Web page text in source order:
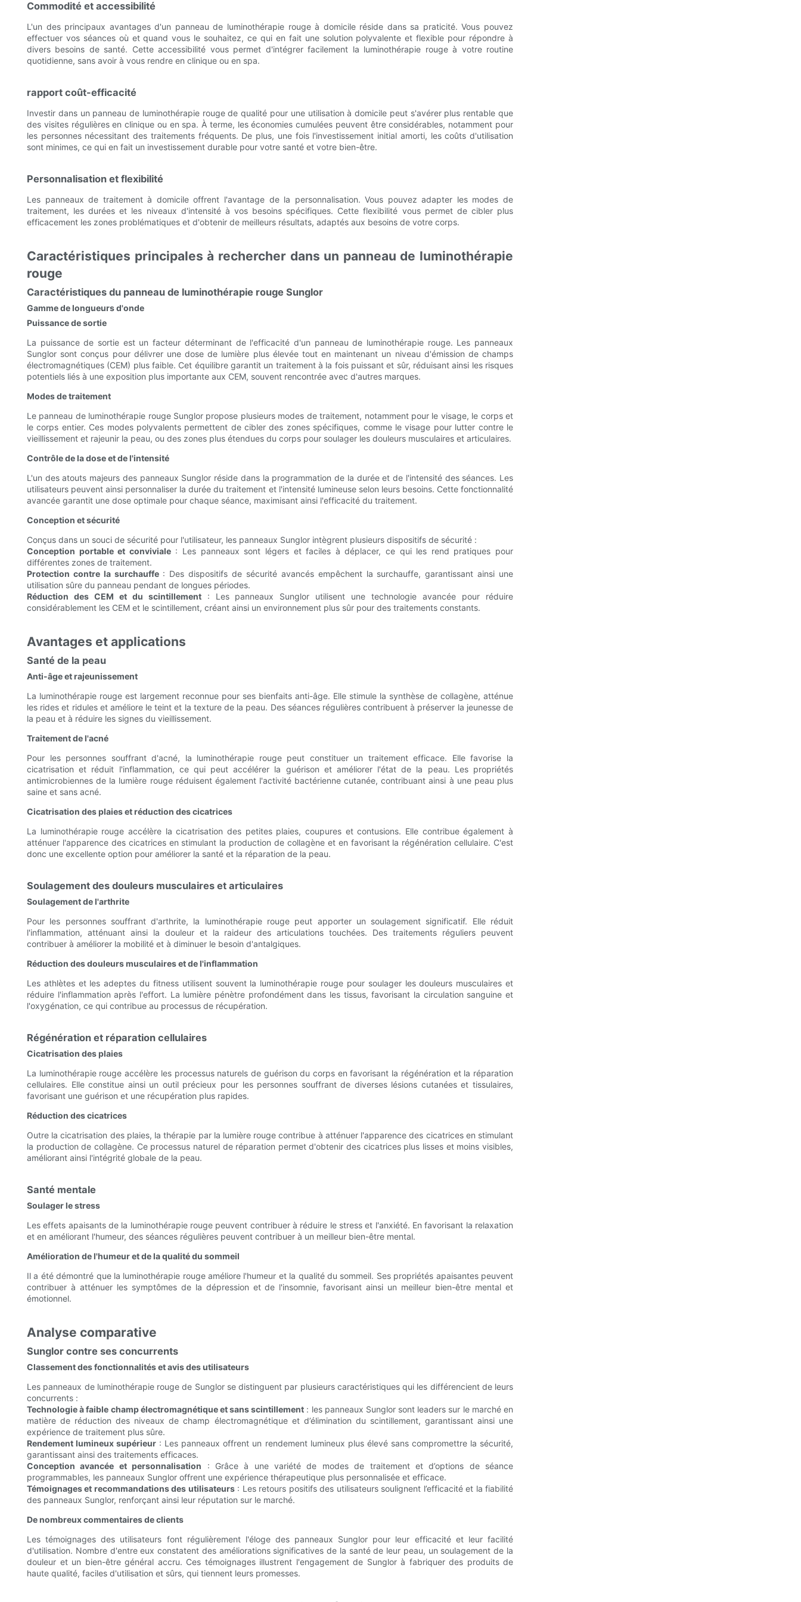
Commodité et accessibilité
L'un des principaux avantages d'un panneau de luminothérapie rouge à domicile réside dans sa praticité. Vous pouvez
effectuer vos séances où et quand vous le souhaitez, ce qui en fait une solution polyvalente et flexible pour répondre à
divers besoins de santé. Cette accessibilité vous permet d'intégrer facilement la luminothérapie rouge à votre routine
quotidienne, sans avoir à vous rendre en clinique ou en spa.
rapport coût-efficacité
Investir dans un panneau de luminothérapie rouge de qualité pour une utilisation à domicile peut s'avérer plus rentable que
des visites régulières en clinique ou en spa. À terme, les économies cumulées peuvent être considérables, notamment pour
les personnes nécessitant des traitements fréquents. De plus, une fois l'investissement initial amorti, les coûts d'utilisation
sont minimes, ce qui en fait un investissement durable pour votre santé et votre bien-être.
Personnalisation et flexibilité
Les panneaux de traitement à domicile offrent l'avantage de la personnalisation. Vous pouvez adapter les modes de
traitement, les durées et les niveaux d'intensité à vos besoins spécifiques. Cette flexibilité vous permet de cibler plus
efficacement les zones problématiques et d'obtenir de meilleurs résultats, adaptés aux besoins de votre corps.
Caractéristiques principales à rechercher dans un panneau de luminothérapie
rouge
Caractéristiques du panneau de luminothérapie rouge Sunglor
Gamme de longueurs d'onde
Puissance de sortie
La puissance de sortie est un facteur déterminant de l'efficacité d'un panneau de luminothérapie rouge. Les panneaux
Sunglor sont conçus pour délivrer une dose de lumière plus élevée tout en maintenant un niveau d'émission de champs
électromagnétiques (CEM) plus faible. Cet équilibre garantit un traitement à la fois puissant et sûr, réduisant ainsi les risques
potentiels liés à une exposition plus importante aux CEM, souvent rencontrée avec d'autres marques.
Modes de traitement
Le panneau de luminothérapie rouge Sunglor propose plusieurs modes de traitement, notamment pour le visage, le corps et
le corps entier. Ces modes polyvalents permettent de cibler des zones spécifiques, comme le visage pour lutter contre le
vieillissement et rajeunir la peau, ou des zones plus étendues du corps pour soulager les douleurs musculaires et articulaires.
Contrôle de la dose et de l'intensité
L'un des atouts majeurs des panneaux Sunglor réside dans la programmation de la durée et de l'intensité des séances. Les
utilisateurs peuvent ainsi personnaliser la durée du traitement et l'intensité lumineuse selon leurs besoins. Cette fonctionnalité
avancée garantit une dose optimale pour chaque séance, maximisant ainsi l'efficacité du traitement.
Conception et sécurité
Conçus dans un souci de sécurité pour l'utilisateur, les panneaux Sunglor intègrent plusieurs dispositifs de sécurité :
Conception portable et conviviale: Les panneaux sont légers et faciles à déplacer, ce qui les rend pratiques pour
différentes zones de traitement.
Protection contre la surchauffe: Des dispositifs de sécurité avancés empêchent la surchauffe, garantissant ainsi une
utilisation sûre du panneau pendant de longues périodes.
Réduction des CEM et du scintillement: Les panneaux Sunglor utilisent une technologie avancée pour réduire
considérablement les CEM et le scintillement, créant ainsi un environnement plus sûr pour des traitements constants.
Avantages et applications
Santé de la peau
Anti-âge et rajeunissement
La luminothérapie rouge est largement reconnue pour ses bienfaits anti-âge. Elle stimule la synthèse de collagène, atténue
les rides et ridules et améliore le teint et la texture de la peau. Des séances régulières contribuent à préserver la jeunesse de
la peau et à réduire les signes du vieillissement.
Traitement de l'acné
Pour les personnes souffrant d'acné, la luminothérapie rouge peut constituer un traitement efficace. Elle favorise la
cicatrisation et réduit l'inflammation, ce qui peut accélérer la guérison et améliorer l'état de la peau. Les propriétés
antimicrobiennes de la lumière rouge réduisent également l'activité bactérienne cutanée, contribuant ainsi à une peau plus
saine et sans acné.
Cicatrisation des plaies et réduction des cicatrices
La luminothérapie rouge accélère la cicatrisation des petites plaies, coupures et contusions. Elle contribue également à
atténuer l'apparence des cicatrices en stimulant la production de collagène et en favorisant la régénération cellulaire. C'est
donc une excellente option pour améliorer la santé et la réparation de la peau.
Soulagement des douleurs musculaires et articulaires
Soulagement de l'arthrite
Pour les personnes souffrant d'arthrite, la luminothérapie rouge peut apporter un soulagement significatif. Elle réduit
l'inflammation, atténuant ainsi la douleur et la raideur des articulations touchées. Des traitements réguliers peuvent
contribuer à améliorer la mobilité et à diminuer le besoin d'antalgiques.
Réduction des douleurs musculaires et de l'inflammation
Les athlètes et les adeptes du fitness utilisent souvent la luminothérapie rouge pour soulager les douleurs musculaires et
réduire l'inflammation après l'effort. La lumière pénètre profondément dans les tissus, favorisant la circulation sanguine et
l'oxygénation, ce qui contribue au processus de récupération.
Régénération et réparation cellulaires
Cicatrisation des plaies
La luminothérapie rouge accélère les processus naturels de guérison du corps en favorisant la régénération et la réparation
cellulaires. Elle constitue ainsi un outil précieux pour les personnes souffrant de diverses lésions cutanées et tissulaires,
favorisant une guérison et une récupération plus rapides.
Réduction des cicatrices
Outre la cicatrisation des plaies, la thérapie par la lumière rouge contribue à atténuer l'apparence des cicatrices en stimulant
la production de collagène. Ce processus naturel de réparation permet d'obtenir des cicatrices plus lisses et moins visibles,
améliorant ainsi l'intégrité globale de la peau.
Santé mentale
Soulager le stress
Les effets apaisants de la luminothérapie rouge peuvent contribuer à réduire le stress et l'anxiété. En favorisant la relaxation
et en améliorant l'humeur, des séances régulières peuvent contribuer à un meilleur bien-être mental.
Amélioration de l'humeur et de la qualité du sommeil
Il a été démontré que la luminothérapie rouge améliore l'humeur et la qualité du sommeil. Ses propriétés apaisantes peuvent
contribuer à atténuer les symptômes de la dépression et de l'insomnie, favorisant ainsi un meilleur bien-être mental et
émotionnel.
Analyse comparative
Sunglor contre ses concurrents
Classement des fonctionnalités et avis des utilisateurs
Les panneaux de luminothérapie rouge de Sunglor se distinguent par plusieurs caractéristiques qui les différencient de leurs
concurrents :
Technologie à faible champ électromagnétique et sans scintillement : les panneaux Sunglor sont leaders sur le marché en
matière de réduction des niveaux de champ électromagnétique et d’élimination du scintillement, garantissant ainsi une
expérience de traitement plus sûre.
Rendement lumineux supérieur : Les panneaux offrent un rendement lumineux plus élevé sans compromettre la sécurité,
garantissant ainsi des traitements efficaces.
Conception avancée et personnalisation : Grâce à une variété de modes de traitement et d’options de séance
programmables, les panneaux Sunglor offrent une expérience thérapeutique plus personnalisée et efficace.
Témoignages et recommandations des utilisateurs: Les retours positifs des utilisateurs soulignent l’efficacité et la fiabilité
des panneaux Sunglor, renforçant ainsi leur réputation sur le marché.
De nombreux commentaires de clients
Les témoignages des utilisateurs font régulièrement l'éloge des panneaux Sunglor pour leur efficacité et leur facilité
d'utilisation. Nombre d'entre eux constatent des améliorations significatives de la santé de leur peau, un soulagement de la
douleur et un bien-être général accru. Ces témoignages illustrent l'engagement de Sunglor à fabriquer des produits de
haute qualité, faciles d'utilisation et sûrs, qui tiennent leurs promesses.